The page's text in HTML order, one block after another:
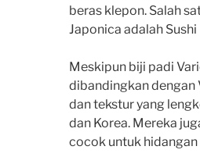
beras klepon. Salah
Japonica adalah Sushi
Meskipun biji padi
dibandingkan dengan
dan tekstur yang
dan Korea. Mereka
cocok untuk